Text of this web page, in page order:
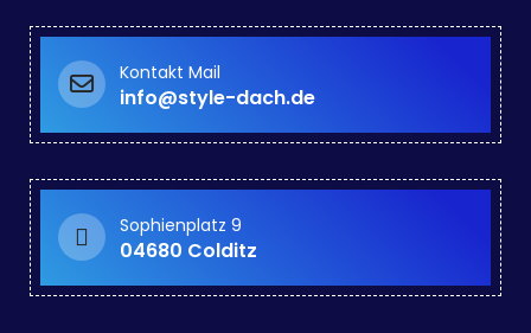
Kontakt Mail
info@style-dach.de
Sophienplatz 9
04680 Colditz